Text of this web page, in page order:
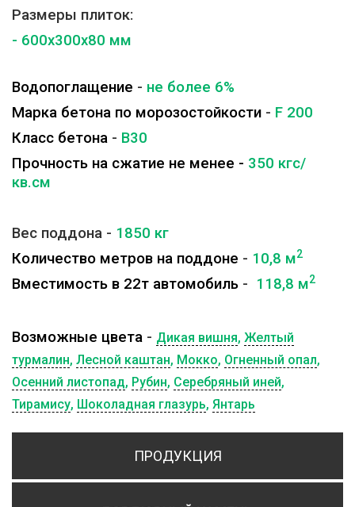
ПРОДУКЦИЯ
Размеры плиток:
- 600x300x80 мм
Водопоглащение - не более 6%
Марка бетона по морозостойкости - F 200
Класс бетона - B30
Прочность на сжатие не менее - 350 кгс/
кв.см
Вес поддона - 1850 кг
Количество метров на поддоне - 10,8 м2
Вместимость в 22т автомобиль - 118,8 м2
Возможные цвета - Дикая вишня, Желтый
турмалин, Лесной каштан, Мокко, Огненный опал,
Осенний листопад, Рубин, Серебряный иней,
Тирамису, Шоколадная глазурь, Янтарь